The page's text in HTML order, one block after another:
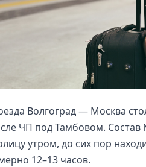
Волгоград — Москва
ЧП под Тамбовом.
утром, до сих пор
12–13 часов.